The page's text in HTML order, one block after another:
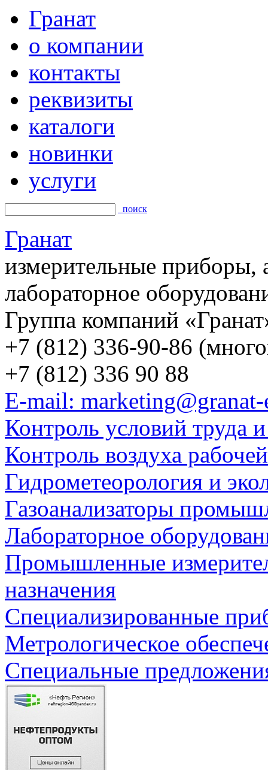
Гранат
о компании
контакты
реквизиты
каталоги
новинки
услуги
поиск
Гранат
измерительные приборы,
лабораторное
Группа компаний
+7 (812) 336-90-86
+7 (812) 336 90 88
E-mail:
Контроль условий труда
Контроль воздуха
Гидрометеорология и
Газоанализаторы
Лабораторное
Промышленные
назначения
Специализированные
Метрологическое
Специальные